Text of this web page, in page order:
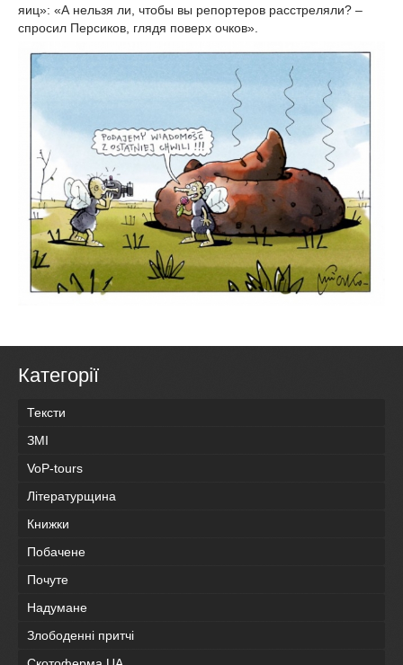
яиц»: «А нельзя ли, чтобы вы репортеров расстреляли? –
спросил Персиков, глядя поверх очков».
Категорії
Тексти
ЗМІ
VoP-tours
Літературщина
Книжки
Побачене
Почуте
Надумане
Злободенні притчі